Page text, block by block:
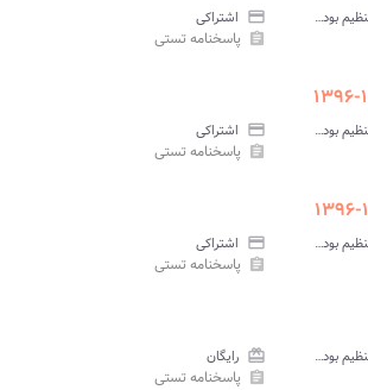
مبانی امور مالی و تنظیم بودجه در آموزش و پرورش پیام نور credit_card اشتراکی
assignment پاسخنامه تستی
مبانی امور مالی و تنظیم بودجه در آموزش و پرورش پیام نور credit_card اشتراکی
assignment پاسخنامه تستی
مبانی امور مالی و تنظیم بودجه در آموزش و پرورش پیام نور credit_card اشتراکی
assignment پاسخنامه تستی
مبانی امور مالی و تنظیم بودجه در آموزش و پرورش پیام نور card_giftcard رایگان
assignment پاسخنامه تستی